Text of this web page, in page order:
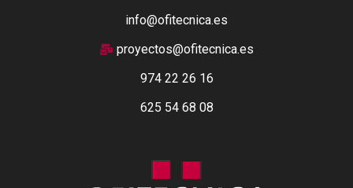
info@ofitecnica.es
proyectos@ofitecnica.es
974 22 26 16
625 54 68 08